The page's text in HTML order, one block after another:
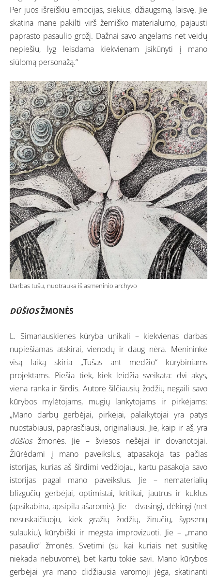
Per juos išreiškiu emocijas, siekius, džiaugsmą, laisvę. Jie
skatina mane pakilti virš žemiško materialumo, pajausti
paprasto pasaulio grožį. Dažnai savo angelams net veidų
nepiešiu, lyg leisdama kiekvienam įsikūnyti į mano
siūlomą personažą.“
Darbas tušu, nuotrauka iš asmeninio archyvo
DŪŠIOSŽMONĖS
L. Simanauskienės kūryba unikali – kiekvienas darbas
nupiešiamas atskirai, vienodų ir daug nėra. Menininkė
visą laiką skiria „Tušas ant medžio“ kūrybiniams
projektams. Piešia tiek, kiek leidžia sveikata: dvi akys,
viena ranka ir širdis. Autorė šilčiausių žodžių negaili savo
kūrybos mylėtojams, mugių lankytojams ir pirkėjams:
„Mano darbų gerbėjai, pirkėjai, palaikytojai yra patys
nuostabiausi, paprasčiausi, originaliausi. Jie, kaip ir aš, yra
dūšiosžmonės. Jie – šviesos nešėjai ir dovanotojai.
Žiūrėdami į mano paveikslus, atpasakoja tas pačias
istorijas, kurias aš širdimi vedžiojau, kartu pasakoja savo
istorijas pagal mano paveikslus. Jie – nematerialių
blizgučių gerbėjai, optimistai, kritikai, jautrūs ir kuklūs
(apsikabina, apsipila ašaromis). Jie – dvasingi, dėkingi (net
nesuskaičiuoju, kiek gražių žodžių, žinučių, šypsenų
sulaukiu), kūrybiški ir mėgsta improvizuoti. Jie – „mano
pasaulio“ žmonės. Svetimi (su kai kuriais net susitikę
niekada nebuvome), bet kartu tokie savi. Mano kūrybos
gerbėjai yra mano didžiausia varomoji jėga, skatinanti